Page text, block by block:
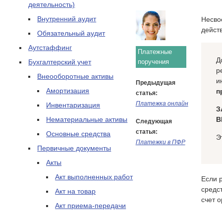
деятельность)
Внутренний аудит
Обязательный аудит
Аутстаффинг
Бухгалтерский учет
Внеооборотные активы
Амортизация
Инвентаризация
Нематериальные активы
Основные средства
Первичные документы
Акты
Акт выполненных работ
Акт на товар
Акт приема-передачи
Платежные
поручения
Предыдущая
статья:
Платежка онлайн
Следующая
статья:
Платежки в ПФР
Если
счет